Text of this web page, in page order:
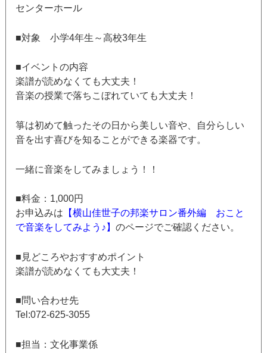
センターホール
■対象 小学4年生～高校3年生
■イベントの内容
楽譜が読めなくても大丈夫！
音楽の授業で落ちこぼれていても大丈夫！
箏は初めて触ったその日から美しい音や、自分らしい
音を出す喜びを知ることができる楽器です。
一緒に音楽をしてみましょう！！
■料金：1,000円
お申込みは 【横山佳世子の邦楽サロン番外編 おこと
で音楽をしてみよう♪】のページでご確認ください。
■見どころやおすすめポイント
楽譜が読めなくても大丈夫！
■問い合わせ先
Tel:072-625-3055
■担当：文化事業係